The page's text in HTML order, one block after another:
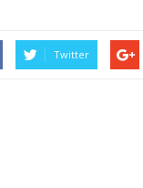
Twitter